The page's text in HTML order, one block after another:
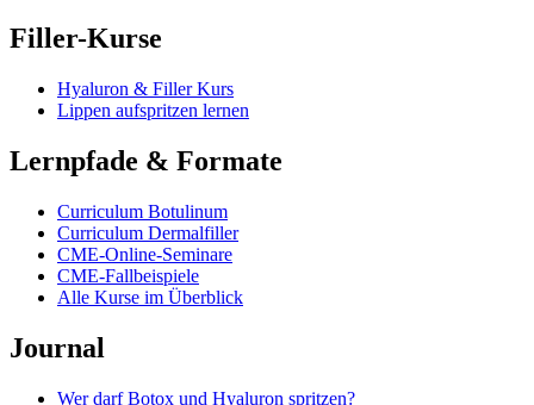
Filler-Kurse
Hyaluron & Filler Kurs
Lippen aufspritzen lernen
Lernpfade & Formate
Curriculum Botulinum
Curriculum Dermalfiller
CME-Online-Seminare
CME-Fallbeispiele
Alle Kurse im Überblick
Journal
Wer darf Botox und Hyaluron spritzen?